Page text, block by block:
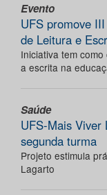
Evento
UFS promove
de Leitura e
Iniciativa tem
a escrita na
Saúde
UFS-Mais Viver
segunda turma
Projeto estimula
Lagarto